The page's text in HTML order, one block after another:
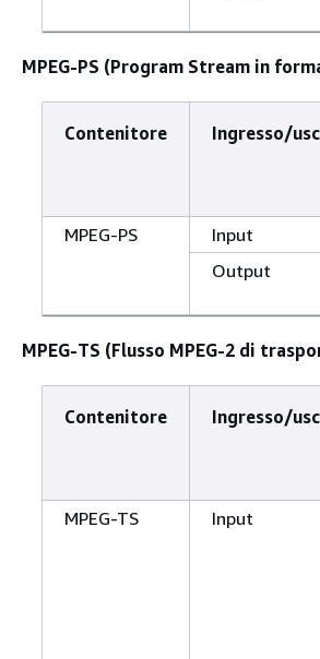
MPEG-PS (Program Stream in
Contenitore Ingresso/
MPEG-PS Input
Output
MPEG-TS (Flusso MPEG-2 di
Contenitore Ingresso/
MPEG-TS Input